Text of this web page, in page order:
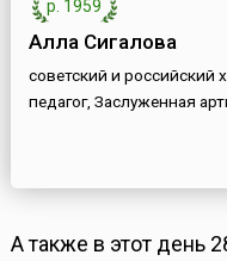
р. 1959
Алла Сигалова
советский и российский
педагог, Заслуженная
А также в этот день